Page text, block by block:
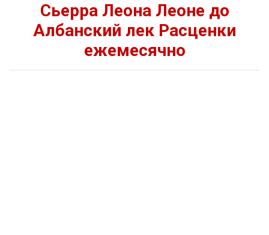
Сьерра Леона Леоне до
Албанский лек Расценки
ежемесячно